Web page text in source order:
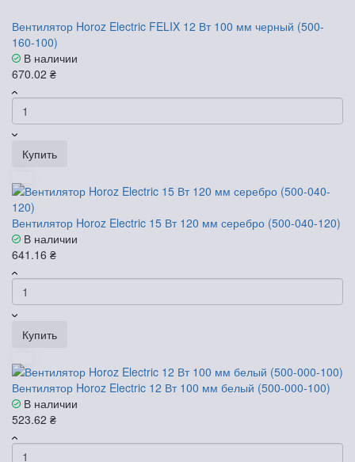
Вентилятор Horoz Electric FELIX 12 Вт 100 мм черный (500-
160-100)
В наличии
670.02 ₴
Купить
Вентилятор Horoz Electric 15 Вт 120 мм серебро (500-040-120)
В наличии
641.16 ₴
Купить
Вентилятор Horoz Electric 12 Вт 100 мм белый (500-000-100)
В наличии
523.62 ₴